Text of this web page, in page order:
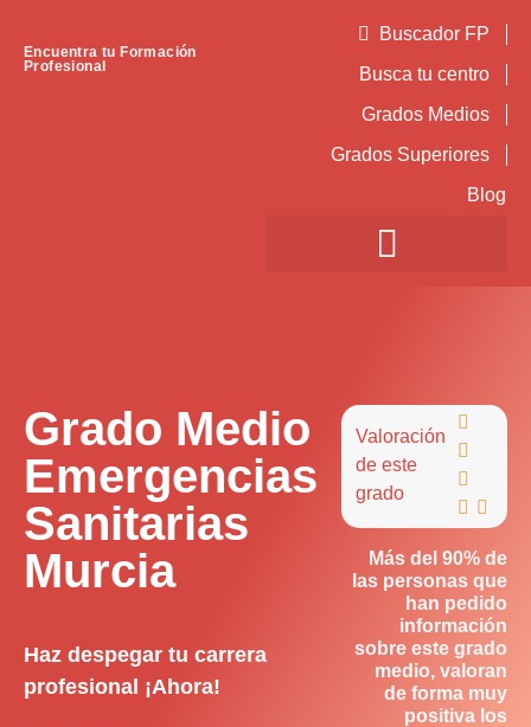
Encuentra tu Formación
Profesional
Buscador FP
Busca tu centro
Grados Medios
Grados Superiores
Blog
Grado Medio
Emergencias
Sanitarias
Murcia
Haz despegar tu carrera
profesional ¡Ahora!
Valoración
de este
grado



 
Más del 90% de
las personas que
han pedido
información
sobre este grado
medio, valoran
de forma muy
positiva los